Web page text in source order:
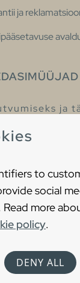
to
social
more
policy.
DENY ALL
ja
ja
language